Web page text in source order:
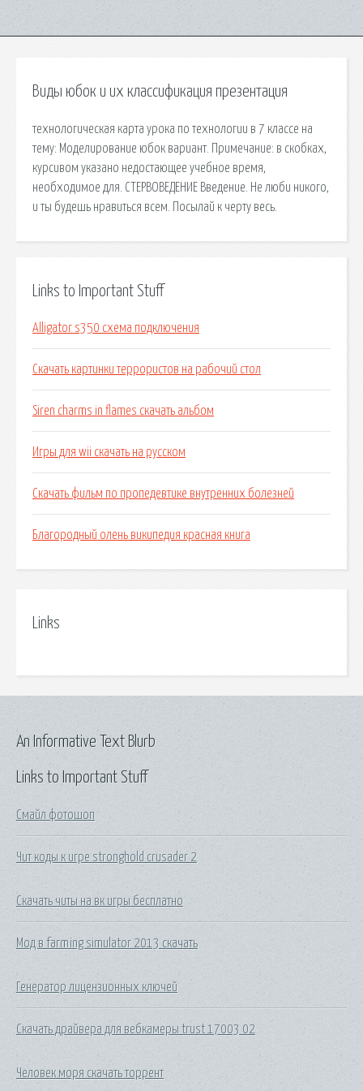
Виды юбок и их классификация презентация
технологическая карта урока по технологии в 7 классе на
тему: Моделирование юбок вариант. Примечание: в скобках,
курсивом указано недостающее учебное время,
необходимое для. СТЕРВОВЕДЕНИЕ Введение. Не люби никого,
и ты будешь нравиться всем. Посылай к черту весь.
Links to Important Stuff
Alligator s350 схема подключения
Скачать картинки террористов на рабочий стол
Siren charms in flames скачать альбом
Игры для wii скачать на русском
Скачать фильм по пропедевтике внутренних болезней
Благородный олень википедия красная книга
Links
Links to Important Stuff
Смайл фотошоп
Чит коды к игре stronghold crusader 2
Скачать читы на вк игры бесплатно
Мод в farming simulator 2013 скачать
Генератор лицензионных ключей
Скачать драйвера для вебкамеры trust 17003 02
Человек моря скачать торрент
An Informative Text Blurb